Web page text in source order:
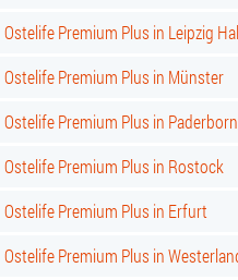
Ostelife Premium Plus in Leipzig
Ostelife Premium Plus in Münster
Ostelife Premium Plus in Paderborn
Ostelife Premium Plus in Rostock
Ostelife Premium Plus in Erfurt
Ostelife Premium Plus in